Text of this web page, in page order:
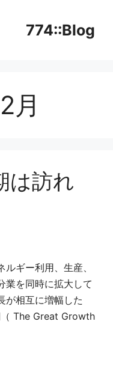
774::Blog
月
は訪れ
ギー利用、生産、
業を同時に拡大して
が相互に増幅した
（ The Great Growth